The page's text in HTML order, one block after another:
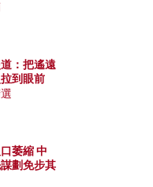
：把遙遠
到眼前
萎縮 中
劃免步其